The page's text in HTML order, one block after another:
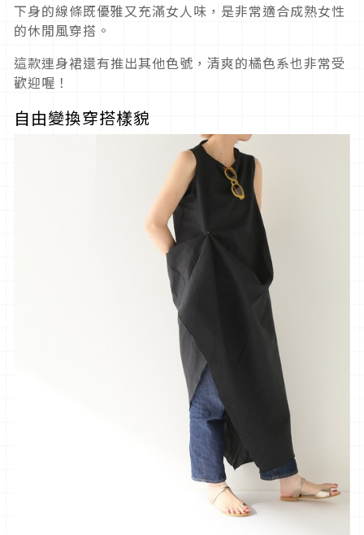
下身的線條既優雅又充滿女人味，是非常適合成熟女性
的休閒風穿搭。
這款連身裙還有推出其他色號，清爽的橘色系也非常受
歡迎喔！
自由變換穿搭樣貌